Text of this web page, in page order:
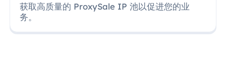
获取高质量的 ProxySale IP 池以促进您的业
务。